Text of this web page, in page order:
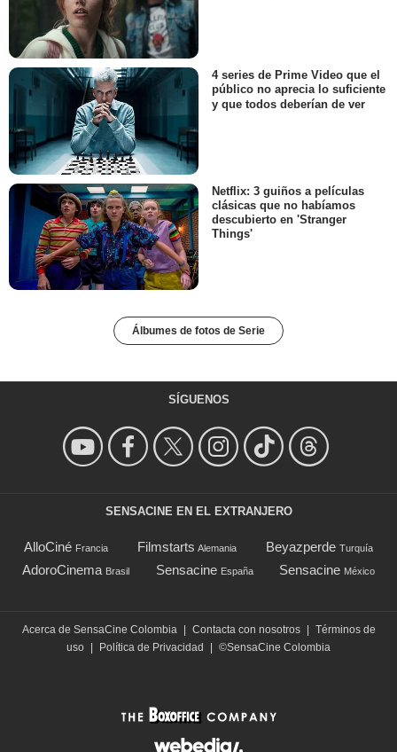
4 series de Prime Video que el
público no aprecia lo suficiente
y que todos deberían de ver
Netflix: 3 guiños a películas
clásicas que no habíamos
descubierto en 'Stranger
Things'
Álbumes de fotos de Serie
SÍGUENOS
SENSACINE EN EL EXTRANJERO
AlloCiné Francia Filmstarts Alemania Beyazperde Turquía
AdoroCinema Brasil Sensacine España Sensacine México
Acerca de SensaCine Colombia Contacta con nosotros
Términos de
uso
Política de Privacidad ©SensaCine Colombia